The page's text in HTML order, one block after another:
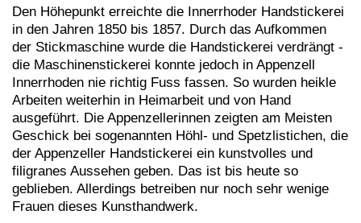
Den Höhepunkt erreichte die Innerrhoder Handstickerei
in den Jahren 1850 bis 1857. Durch das Aufkommen
der Stickmaschine wurde die Handstickerei verdrängt -
die Maschinenstickerei konnte jedoch in Appenzell
Innerrhoden nie richtig Fuss fassen. So wurden heikle
Arbeiten weiterhin in Heimarbeit und von Hand
ausgeführt. Die Appenzellerinnen zeigten am Meisten
Geschick bei sogenannten Höhl- und Spetzlistichen, die
der Appenzeller Handstickerei ein kunstvolles und
filigranes Aussehen geben. Das ist bis heute so
geblieben. Allerdings betreiben nur noch sehr wenige
Frauen dieses Kunsthandwerk.